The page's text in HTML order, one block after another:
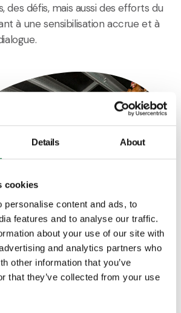
Details About
cookies
personalise content and ads, to
features and to analyse our traffic.
about your use of our site with
and analytics partners who
other information that you’ve
that they’ve collected from your use
des défis, mais aussi des efforts du
à une sensibilisation accrue et à